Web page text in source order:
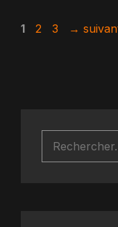
Page
1 Page
2 Page
3 →